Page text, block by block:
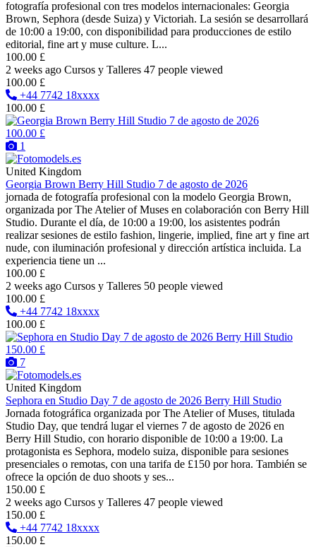
fotografía profesional con tres modelos internacionales: Georgia
Brown, Sephora (desde Suiza) y Victoriah. La sesión se desarrollará
de 10:00 a 19:00, con disponibilidad para producciones de estilo
editorial, fine art y muse culture. L...
100.00 £
2 weeks ago Cursos y Talleres 47 people viewed
100.00 £
+44 7742 18xxxx
100.00 £
100.00 £
1
United Kingdom
Georgia Brown Berry Hill Studio 7 de agosto de 2026
jornada de fotografía profesional con la modelo Georgia Brown,
organizada por The Atelier of Muses en colaboración con Berry Hill
Studio. Durante el día, de 10:00 a 19:00, los asistentes podrán
realizar sesiones de estilo fashion, lingerie, implied, fine art y fine art
nude, con iluminación profesional y dirección artística incluida. La
experiencia tiene un ...
100.00 £
2 weeks ago Cursos y Talleres 50 people viewed
100.00 £
+44 7742 18xxxx
100.00 £
150.00 £
7
United Kingdom
Sephora en Studio Day 7 de agosto de 2026 Berry Hill Studio
Jornada fotográfica organizada por The Atelier of Muses, titulada
Studio Day, que tendrá lugar el viernes 7 de agosto de 2026 en
Berry Hill Studio, con horario disponible de 10:00 a 19:00. La
protagonista es Sephora, modelo suiza, disponible para sesiones
presenciales o remotas, con una tarifa de £150 por hora. También se
ofrece la opción de duo shoots y ses...
150.00 £
2 weeks ago Cursos y Talleres 47 people viewed
150.00 £
+44 7742 18xxxx
150.00 £